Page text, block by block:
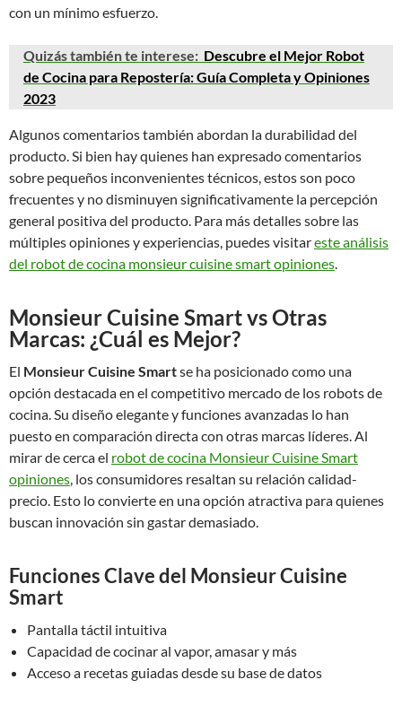
con un mínimo esfuerzo.
Quizás también te interese: Descubre el Mejor Robot
de Cocina para Repostería: Guía Completa y Opiniones
2023
Algunos comentarios también abordan la durabilidad del
producto. Si bien hay quienes han expresado comentarios
sobre pequeños inconvenientes técnicos, estos son poco
frecuentes y no disminuyen significativamente la percepción
general positiva del producto. Para más detalles sobre las
múltiples opiniones y experiencias, puedes visitareste análisis
del robot de cocina monsieur cuisine smart opiniones.
Monsieur Cuisine Smart vs Otras
Marcas: ¿Cuál es Mejor?
El Monsieur Cuisine Smartse ha posicionado como una
opción destacada en el competitivo mercado de los robots de
cocina. Su diseño elegante y funciones avanzadas lo han
puesto en comparación directa con otras marcas líderes. Al
mirar de cerca el robot de cocina Monsieur Cuisine Smart
opiniones, los consumidores resaltan su relación calidad-
precio. Esto lo convierte en una opción atractiva para quienes
buscan innovación sin gastar demasiado.
Funciones Clave del Monsieur Cuisine
Smart
Pantalla táctil intuitiva
Capacidad de cocinar al vapor, amasar y más
Acceso a recetas guiadas desde su base de datos